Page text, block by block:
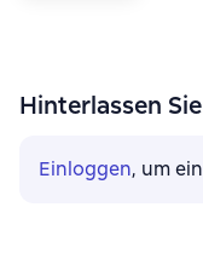
Hinterlassen
Einloggen, um